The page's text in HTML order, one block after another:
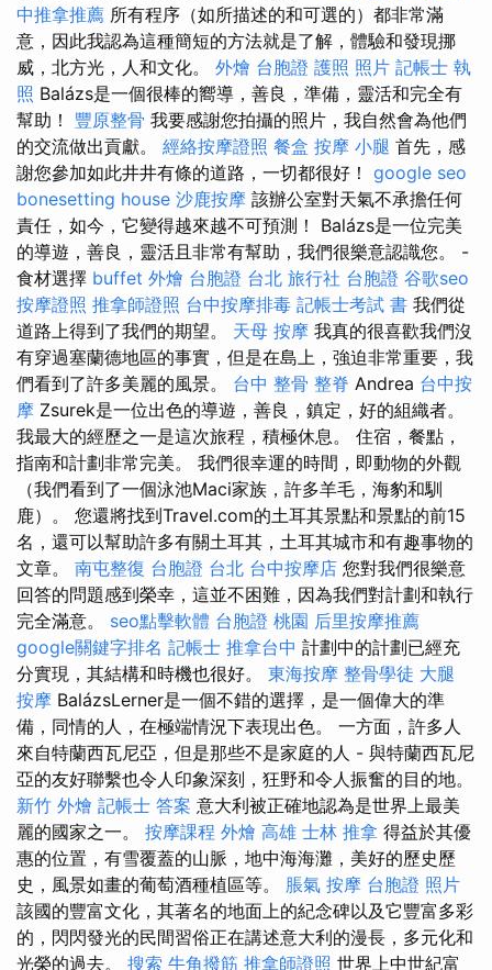
中推拿推薦 所有程序（如所描述的和可選的）都非常滿
意，因此我認為這種簡短的方法就是了解，體驗和發現挪
威，北方光，人和文化。 外燴 台胞證 護照 照片 記帳士 執
照 Balázs是一個很棒的嚮導，善良，準備，靈活和完全有
幫助！ 豐原整骨 我要感謝您拍攝的照片，我自然會為他們
的交流做出貢獻。 經絡按摩證照 餐盒 按摩 小腿 首先，感
謝您參加如此井井有條的道路，一切都很好！ google seo
bonesetting house 沙鹿按摩 該辦公室對天氣不承擔任何
責任，如今，它變得越來越不可預測！ Balázs是一位完美
的導遊，善良，靈活且非常有幫助，我們很樂意認識您。 -
食材選擇 buffet 外燴 台胞證 台北 旅行社 台胞證 谷歌seo
按摩證照 推拿師證照 台中按摩排毒 記帳士考試 書 我們從
道路上得到了我們的期望。 天母 按摩 我真的很喜歡我們沒
有穿過塞蘭德地區的事實，但是在島上，強迫非常重要，我
們看到了許多美麗的風景。 台中 整骨 整脊 Andrea 台中按
摩 Zsurek是一位出色的導遊，善良，鎮定，好的組織者。
我最大的經歷之一是這次旅程，積極休息。 住宿，餐點，
指南和計劃非常完美。 我們很幸運的時間，即動物的外觀
（我們看到了一個泳池Maci家族，許多羊毛，海豹和馴
鹿）。 您還將找到Travel.com的土耳其景點和景點的前15
名，還可以幫助許多有關土耳其，土耳其城市和有趣事物的
文章。 南屯整復 台胞證 台北 台中按摩店 您對我們很樂意
回答的問題感到榮幸，這並不困難，因為我們對計劃和執行
完全滿意。 seo點擊軟體 台胞證 桃園 后里按摩推薦
google關鍵字排名 記帳士 推拿台中 計劃中的計劃已經充
分實現，其結構和時機也很好。 東海按摩 整骨學徒 大腿
按摩 BalázsLerner是一個不錯的選擇，是一個偉大的準
備，同情的人，在極端情況下表現出色。 一方面，許多人
來自特蘭西瓦尼亞，但是那些不是家庭的人 - 與特蘭西瓦尼
亞的友好聯繫也令人印象深刻，狂野和令人振奮的目的地。
新竹 外燴 記帳士 答案 意大利被正確地認為是世界上最美
麗的國家之一。 按摩課程 外燴 高雄 士林 推拿 得益於其優
惠的位置，有雪覆蓋的山脈，地中海海灘，美好的歷史歷
史，風景如畫的葡萄酒種植區等。 脹氣 按摩 台胞證 照片
該國的豐富文化，其著名的地面上的紀念碑以及它豐富多彩
的，閃閃發光的民間習俗正在講述意大利的漫長，多元化和
光榮的過去。 搜索 牛角撥筋 推拿師證照 世界上中世紀富